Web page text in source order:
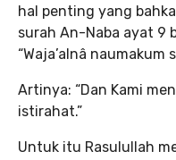
hal penting yang
surah An-Naba ayat 9
“Waja’alnâ naumakum
Artinya: “Dan Kami
istirahat.”
Untuk itu Rasulullah